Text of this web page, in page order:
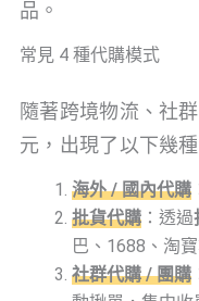
品。
常見 4 種代購模式
隨著跨境物流、社
元，出現了以下幾
海外 / 國內代購
批貨代購 ：透過
巴、1688、淘
社群代購 / 團購